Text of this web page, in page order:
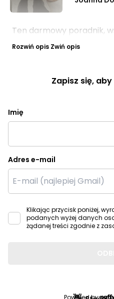
Ten darmowy poradnik,
Rozwiń opis Zwiń opis
Zapisz się,
Imię
Adres e-mail
Klikając przycisk poniżej,
podanych wyżej danych
żądanej treści zgodnie z
Powered by